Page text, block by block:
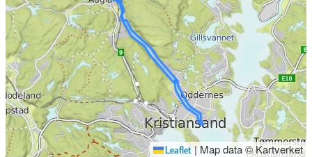
Leaflet | Map data © Kartverket